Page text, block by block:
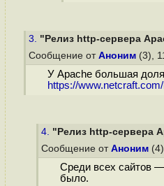
3. "Релиз http-сервера
Сообщение от Аноним (3),
У Apache большая
https://
4. "Релиз http-сервера
Сообщение от Аноним
Среди всех сайтов —
было.